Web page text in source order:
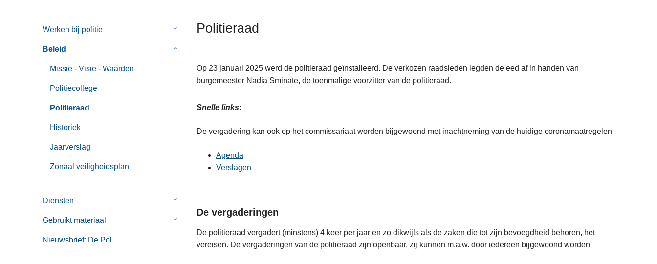
Werken bij politie
Submenu
Beleid
Submenu
Missie - Visie - Waarden
Politiecollege
Politieraad
Historiek
Jaarverslag
Zonaal veiligheidsplan
Diensten
Submenu
Gebruikt materiaal
Submenu
Gebruikt
Nieuwsbrief: De Pol
Politieraad
Op 23 januari 2025 werd de politieraad geïnstalleerd. De verkozen raadsleden legden de eed af in handen van
burgemeester Nadia Sminate, de toenmalige voorzitter van de politieraad.
Snelle links:
De vergadering kan ook op het commissariaat worden bijgewoond met inachtneming van de huidige coronamaatregelen.
Agenda
Verslagen
De vergaderingen
De politieraad vergadert (minstens) 4 keer per jaar en zo dikwijls als de zaken die tot zijn bevoegdheid behoren, het
vereisen. De vergaderingen van de politieraad zijn openbaar, zij kunnen m.a.w. door iedereen bijgewoond worden.